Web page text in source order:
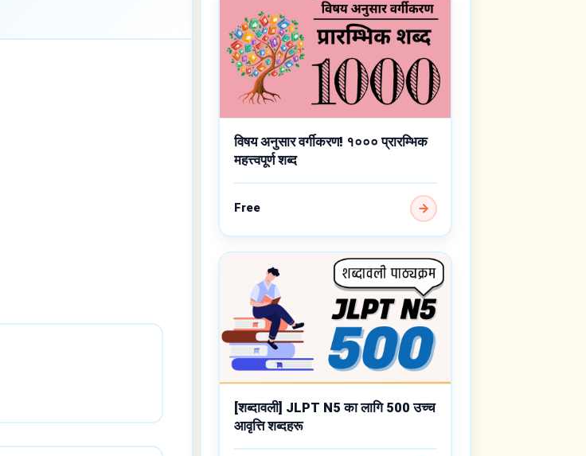
विषय अनुसार वर्गीकरण! १००० प्रारम्भिक
महत्त्वपूर्ण शब्द
Free
[शब्दावली] JLPT N5 का लागि 500 उच्च
आवृत्ति शब्दहरू